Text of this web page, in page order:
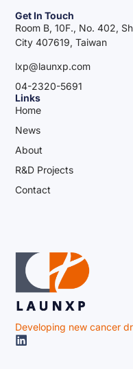
Developing new cancer
Links
Home
News
About
R&D Projects
Contact
Get In Touch
Room B, 10F., No. 402,
City 407619, Taiwan
lxp@launxp.com
04-2320-5691